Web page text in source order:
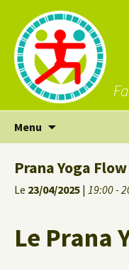
Menu
Prana Yoga
Le 23/04/2025 | 19:00 -
Le Prana